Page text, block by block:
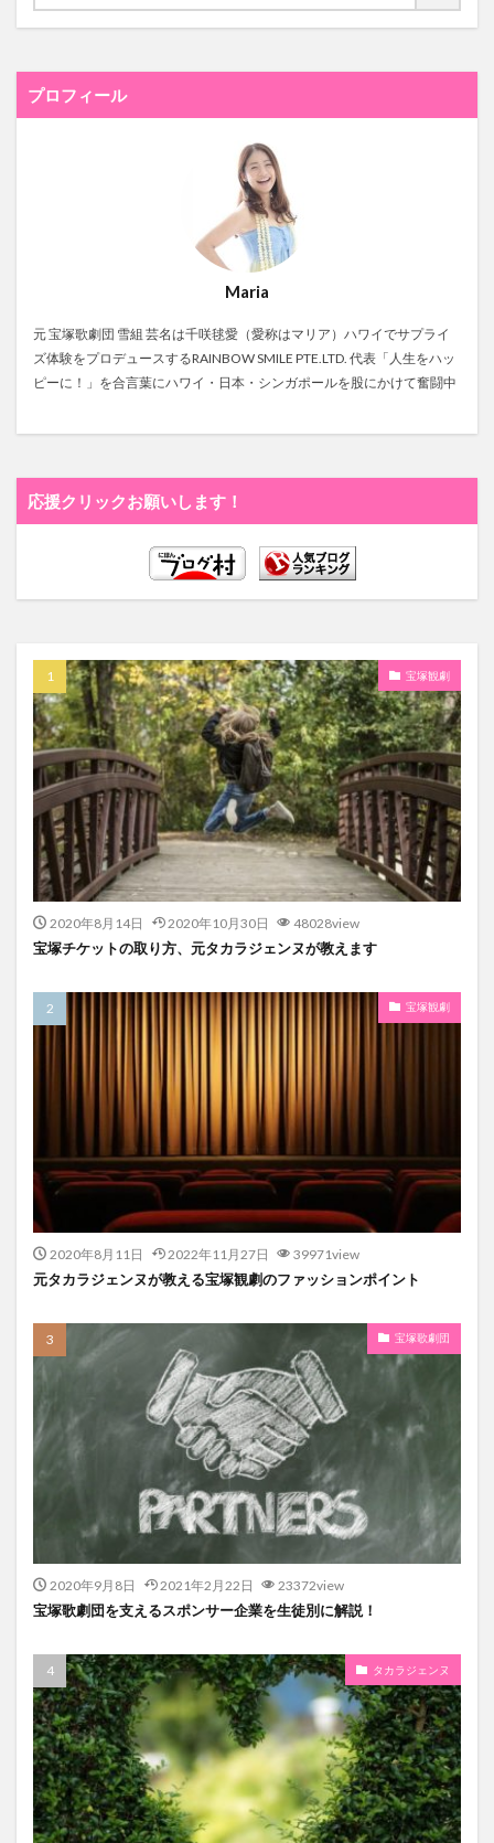
プロフィール
Maria
元 宝塚歌劇団 雪組 芸名は千咲毬愛（愛称はマリア）ハワイでサプライ
ズ体験をプロデュースするRAINBOW SMILE PTE.LTD. 代表「人生をハッ
ピーに！」を合言葉にハワイ・日本・シンガポールを股にかけて奮闘中
応援クリックお願いします！
宝塚観劇
2020年8月14日 2020年10月30日 48028view
宝塚チケットの取り方、元タカラジェンヌが教えます
宝塚観劇
2020年8月11日 2022年11月27日 39971view
元タカラジェンヌが教える宝塚観劇のファッションポイント
宝塚歌劇団
2020年9月8日 2021年2月22日 23372view
宝塚歌劇団を支えるスポンサー企業を生徒別に解説！
タカラジェンヌ